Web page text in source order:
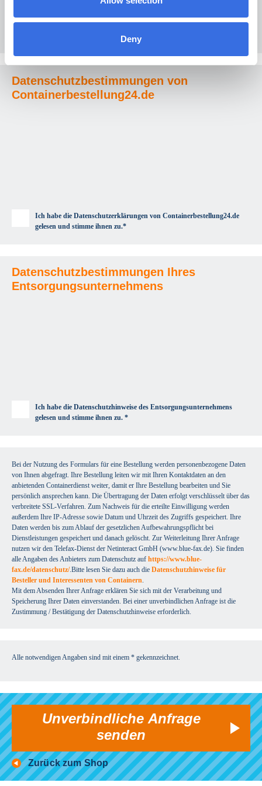
Deny
Datenschutzbestimmungen von
Containerbestellung24.de
Ich habe die Datenschutzerklärungen von Containerbestellung24.de
gelesen und stimme ihnen zu.*
Datenschutzbestimmungen Ihres
Entsorgungsunternehmens
Ich habe die Datenschutzhinweise des Entsorgungsunternehmens
gelesen und stimme ihnen zu. *
Bei der Nutzung des Formulars für eine Bestellung werden personenbezogene Daten
von Ihnen abgefragt. Ihre Bestellung leiten wir mit Ihren Kontaktdaten an den
anbietenden Containerdienst weiter, damit er Ihre Bestellung bearbeiten und Sie
persönlich ansprechen kann. Die Übertragung der Daten erfolgt verschlüsselt über das
verbreitete SSL-Verfahren. Zum Nachweis für die erteilte Einwilligung werden
außerdem Ihre IP-Adresse sowie Datum und Uhrzeit des Zugriffs gespeichert. Ihre
Daten werden bis zum Ablauf der gesetzlichen Aufbewahrungspflicht bei
Dienstleistungen gespeichert und danach gelöscht. Zur Weiterleitung Ihrer Anfrage
nutzen wir den Telefax-Dienst der Netinteract GmbH (www.blue-fax.de). Sie finden
alle Angaben des Anbieters zum Datenschutz auf https://www.blue-
fax.de/datenschutz/.Bitte lesen Sie dazu auch die Datenschutzhinweise für
Besteller und Interessenten von Containern.
Mit dem Absenden Ihrer Anfrage erklären Sie sich mit der Verarbeitung und
Speicherung Ihrer Daten einverstanden. Bei einer unverbindlichen Anfrage ist die
Zustimmung / Bestätigung der Datenschutzhinweise erforderlich.
Alle notwendigen Angaben sind mit einem * gekennzeichnet.
Zurück zum Shop
Unverbindliche Anfrage
senden